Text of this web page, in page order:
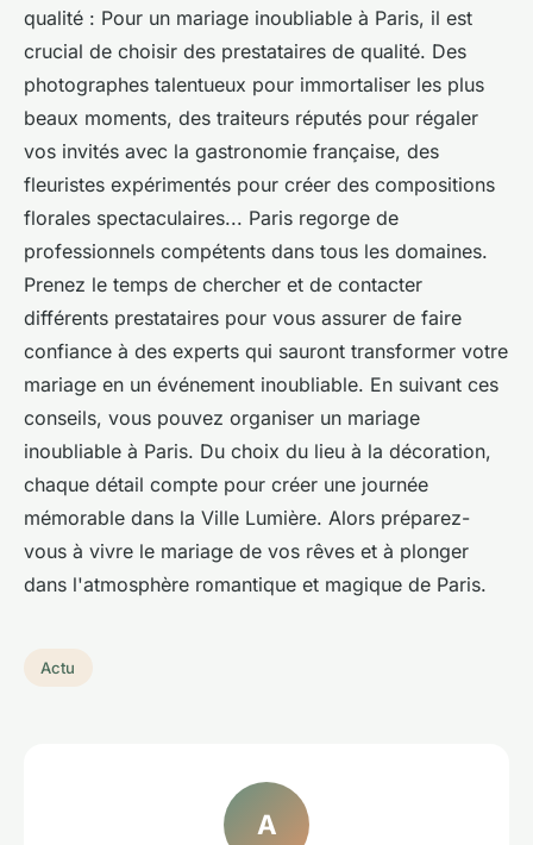
qualité : Pour un mariage inoubliable à Paris, il est
crucial de choisir des prestataires de qualité. Des
photographes talentueux pour immortaliser les plus
beaux moments, des traiteurs réputés pour régaler
vos invités avec la gastronomie française, des
fleuristes expérimentés pour créer des compositions
florales spectaculaires... Paris regorge de
professionnels compétents dans tous les domaines.
Prenez le temps de chercher et de contacter
différents prestataires pour vous assurer de faire
confiance à des experts qui sauront transformer votre
mariage en un événement inoubliable. En suivant ces
conseils, vous pouvez organiser un mariage
inoubliable à Paris. Du choix du lieu à la décoration,
chaque détail compte pour créer une journée
mémorable dans la Ville Lumière. Alors préparez-
vous à vivre le mariage de vos rêves et à plonger
dans l'atmosphère romantique et magique de Paris.
Actu
A